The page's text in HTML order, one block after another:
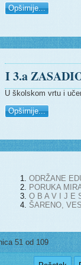
Opširnije...
I 3.a
U školskom vrtu i
Opširnije...
ODRŽANE
PORUKA
O B A V I J E
ŠARENO,
51 od 109